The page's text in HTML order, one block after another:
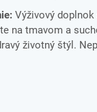
Výživový
na tmavom a
životný štýl.